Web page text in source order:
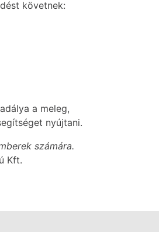
követnek:
a meleg,
nyújtani.
számára.
Kft.